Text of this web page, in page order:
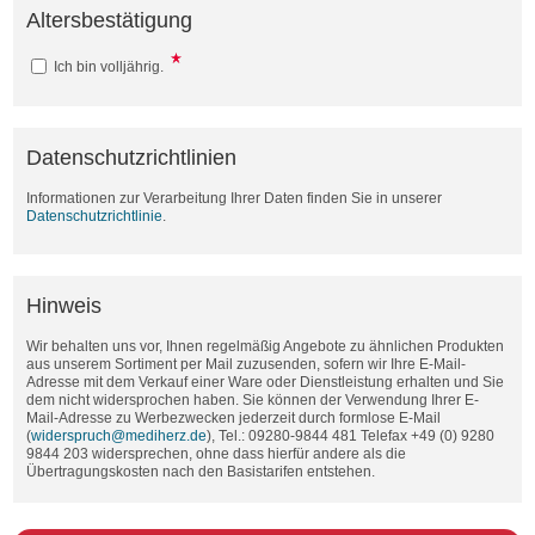
Altersbestätigung
Ich bin volljährig.
Datenschutzrichtlinien
Informationen zur Verarbeitung Ihrer Daten finden Sie in unserer
Datenschutzrichtlinie
Hinweis
Wir behalten uns vor, Ihnen regelmäßig Angebote zu ähnlichen Produkten
aus unserem Sortiment per Mail zuzusenden, sofern wir Ihre E-Mail-
Adresse mit dem Verkauf einer Ware oder Dienstleistung erhalten und Sie
dem nicht widersprochen haben. Sie können der Verwendung Ihrer E-
Mail-Adresse zu Werbezwecken jederzeit durch formlose E-Mail
(widerspruch@mediherz.de), Tel.: 09280-9844 481 Telefax +49 (0) 9280
9844 203 widersprechen, ohne dass hierfür andere als die
Übertragungskosten nach den Basistarifen entstehen.